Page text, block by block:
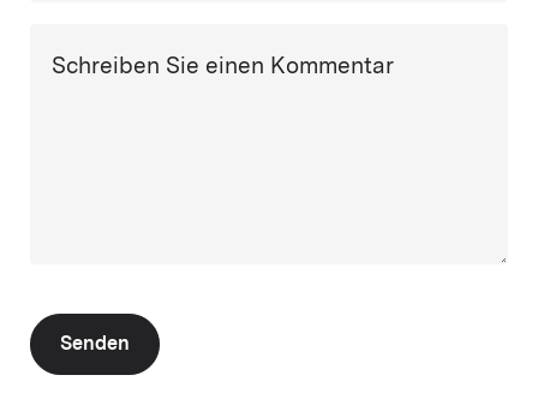
Schreiben Sie einen Kommentar
Senden